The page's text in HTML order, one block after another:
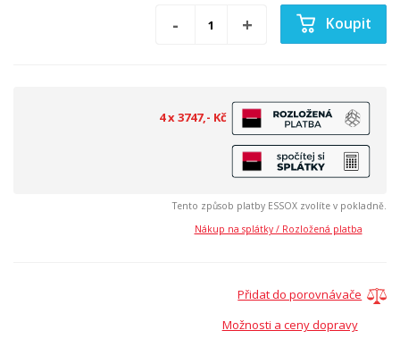
Koupit
4 x 3747,- Kč
Tento způsob platby ESSOX zvolíte v pokladně.
Nákup na splátky / Rozložená platba
Přidat do porovnávače
Možnosti a ceny dopravy